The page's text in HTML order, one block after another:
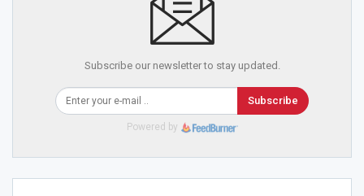
Subscribe our newsletter to stay updated.
Subscribe
Powered by